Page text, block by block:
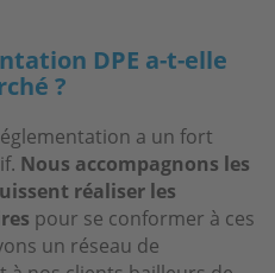
DPE a-t-elle
?
a un fort
Nous accompagnons les
réaliser les
pour se conformer à ces
un réseau de